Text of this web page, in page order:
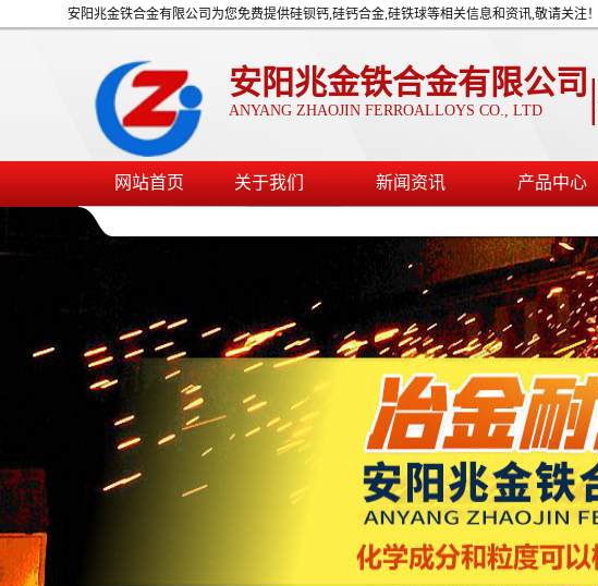
安阳兆金铁合金有限公司为您免费提供硅钡钙,硅钙合金,硅铁球等相关信息和资讯,敬请关注！
安阳兆金铁合金有限公司
ANYANG ZHAOJIN FERROALLOYS CO., LTD |
网站首页 关于我们 新闻资讯 产品中心